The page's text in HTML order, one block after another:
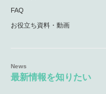
FAQ
お役立ち資料・動画
最新情報を知りたい